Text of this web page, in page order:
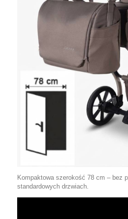
Kompaktowa szerokość 78 cm – bez
standardowych drzwiach.